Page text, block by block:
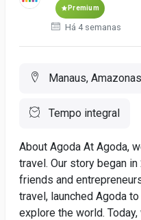
Premium
Há 4 semanas
Manaus,
Tempo integral
About Agoda At Agoda,
travel. Our story began
friends and
travel, launched Agoda
explore the world.